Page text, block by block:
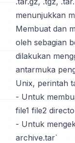
menunjukkan
Membuat dan
oleh sebagian
dilakukan
antarmuka
Unix, perintah
- Untuk
file1 file2
- Untuk
archive.tar`